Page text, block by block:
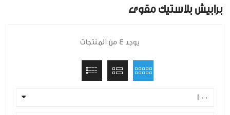
برابيش بلاستيك مقوى
يوجد 4 من المنتجات
100